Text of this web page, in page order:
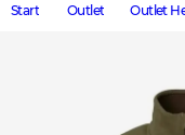
Start Outlet Outlet